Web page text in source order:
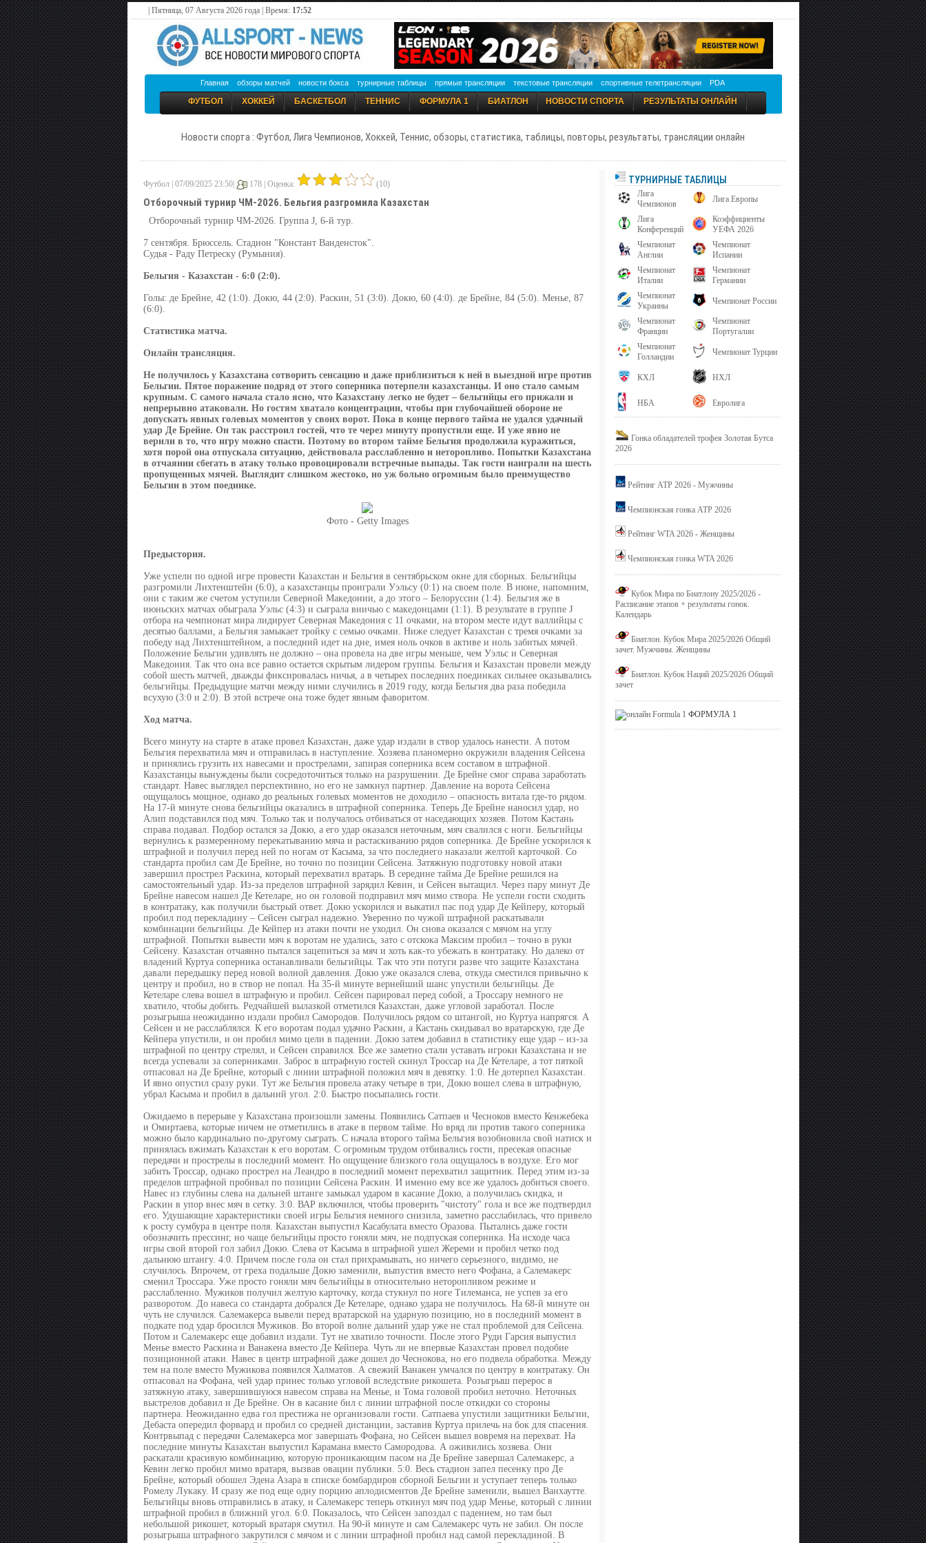
| Пятница, 07 Августа 2026 года | Время: 17:52
Главная обзоры матчей новости бокса турнирные таблицы прямые трансляции текстовые трансляции спортивные телетрансляции PDA
ФУТБОЛ ХОККЕЙ БАСКЕТБОЛ ТЕННИС ФОРМУЛА 1 БИАТЛОН НОВОСТИ СПОРТА РЕЗУЛЬТАТЫ ОНЛАЙН
Новости спорта : Футбол, Лига Чемпионов, Хоккей, Теннис, обзоры, статистика, таблицы, повторы, результаты, трансляции онлайн
Футбол | 07/09/2025 23:50| 178 | Оценка: (10)
Отборочный турнир ЧМ-2026. Бельгия разгромила Казахстан
Отборочный турнир ЧМ-2026. Группа J, 6-й тур.
7 сентября. Брюссель. Стадион "Констант Ванденсток".
Судья - Раду Петреску (Румыния).
Бельгия - Казахстан - 6:0 (2:0).
Голы: де Брейне, 42 (1:0). Докю, 44 (2:0). Раскин, 51 (3:0). Докю, 60 (4:0). де Брейне, 84 (5:0). Менье, 87
(6:0).
Статистика матча.
Онлайн трансляция.
Не получилось у Казахстана сотворить сенсацию и даже приблизиться к ней в выездной игре против
Бельгии. Пятое поражение подряд от этого соперника потерпели казахстанцы. И оно стало самым
крупным. С самого начала стало ясно, что Казахстану легко не будет – бельгийцы его прижали и
непрерывно атаковали. Но гостям хватало концентрации, чтобы при глубочайшей обороне не
допускать явных голевых моментов у своих ворот. Пока в конце первого тайма не удался удачный
удар Де Брейне. Он так расстроил гостей, что те через минуту пропустили еще. И уже явно не
верили в то, что игру можно спасти. Поэтому во втором тайме Бельгия продолжила куражиться,
хотя порой она отпускала ситуацию, действовала расслабленно и неторопливо. Попытки Казахстана
в отчаянии сбегать в атаку только провоцировали встречные выпады. Так гости наиграли на шесть
пропущенных мячей. Выглядит слишком жестоко, но уж больно огромным было преимущество
Бельгии в этом поединке.
Фото - Getty Images
Предыстория.
Уже успели по одной игре провести Казахстан и Бельгия в сентябрьском окне для сборных. Бельгийцы
разгромили Лихтенштейн (6:0), а казахстанцы проиграли Уэльсу (0:1) на своем поле. В июне, напомним,
они с таким же счетом уступили Северной Македонии, а до этого – Белоруссии (1:4). Бельгия же в
июньских матчах обыграла Уэльс (4:3) и сыграла вничью с македонцами (1:1). В результате в группе J
отбора на чемпионат мира лидирует Северная Македония с 11 очками, на втором месте идут валлийцы с
десятью баллами, а Бельгия замыкает тройку с семью очками. Ниже следует Казахстан с тремя очками за
победу над Лихтенштейном, а последний идет на дне, имея ноль очков в активе и ноль забитых мячей.
Положение Бельгии удивлять не должно – она провела на две игры меньше, чем Уэльс и Северная
Македония. Так что она все равно остается скрытым лидером группы. Бельгия и Казахстан провели между
собой шесть матчей, дважды фиксировалась ничья, а в четырех последних поединках сильнее оказывались
бельгийцы. Предыдущие матчи между ними случились в 2019 году, когда Бельгия два раза победила
всухую (3:0 и 2:0). В этой встрече она тоже будет явным фаворитом.
Ход матча.
Всего минуту на старте в атаке провел Казахстан, даже удар издали в створ удалось нанести. А потом
Бельгия перехватила мяч и отправилась в наступление. Хозяева планомерно окружили владения Сейсена
и принялись грузить их навесами и прострелами, запирая соперника всем составом в штрафной.
Казахстанцы вынуждены были сосредоточиться только на разрушении. Де Брейне смог справа заработать
стандарт. Навес выглядел перспективно, но его не замкнул партнер. Давление на ворота Сейсена
ощущалось мощное, однако до реальных голевых моментов не доходило – опасность витала где-то рядом.
На 17-й минуте снова бельгийцы оказались в штрафной соперника. Теперь Де Брейне наносил удар, но
Алип подставился под мяч. Только так и получалось отбиваться от наседающих хозяев. Потом Кастань
справа подавал. Подбор остался за Докю, а его удар оказался неточным, мяч свалился с ноги. Бельгийцы
вернулись к размеренному перекатыванию мяча и растаскиванию рядов соперника. Де Брейне ускорился к
штрафной и получил перед ней по ногам от Касыма, за что последнего наказали желтой карточкой. Со
стандарта пробил сам Де Брейне, но точно по позиции Сейсена. Затяжную подготовку новой атаки
завершил прострел Раскина, который перехватил вратарь. В середине тайма Де Брейне решился на
самостоятельный удар. Из-за пределов штрафной зарядил Кевин, и Сейсен вытащил. Через пару минут Де
Брейне навесом нашел Де Кетеларе, но он головой подправил мяч мимо створа. Не успели гости сходить
в контратаку, как получили быстрый ответ. Докю ускорился и выкатил пас под удар Де Кейперу, который
пробил под перекладину – Сейсен сыграл надежно. Уверенно по чужой штрафной раскатывали
комбинации бельгийцы. Де Кейпер из атаки почти не уходил. Он снова оказался с мячом на углу
штрафной. Попытки вывести мяч к воротам не удались, зато с отскока Максим пробил – точно в руки
Сейсену. Казахстан отчаянно пытался зацепиться за мяч и хоть как-то убежать в контратаку. Но далеко от
владений Куртуа соперника останавливали бельгийцы. Так что эти потуги разве что защите Казахстана
давали передышку перед новой волной давления. Докю уже оказался слева, откуда сместился привычно к
центру и пробил, но в створ не попал. На 35-й минуте вернейший шанс упустили бельгийцы. Де
Кетеларе слева вошел в штрафную и пробил. Сейсен парировал перед собой, а Троссару немного не
хватило, чтобы добить. Редчайшей вылазкой отметился Казахстан, даже угловой заработал. После
розыгрыша неожиданно издали пробил Самородов. Получилось рядом со штангой, но Куртуа напрягся. А
Сейсен и не расслаблялся. К его воротам подал удачно Раскин, а Кастань скидывал во вратарскую, где Де
Кейпера упустили, и он пробил мимо цели в падении. Докю затем добавил в статистику еще удар – из-за
штрафной по центру стрелял, и Сейсен справился. Все же заметно стали уставать игроки Казахстана и не
всегда успевали за соперниками. Заброс в штрафную гостей скинул Троссар на Де Кетеларе, а тот пяткой
отпасовал на Де Брейне, который с линии штрафной положил мяч в девятку. 1:0. Не дотерпел Казахстан.
И явно опустил сразу руки. Тут же Бельгия провела атаку четыре в три, Докю вошел слева в штрафную,
убрал Касыма и пробил в дальний угол. 2:0. Быстро посыпались гости.
Ожидаемо в перерыве у Казахстана произошли замены. Появились Сатпаев и Чесноков вместо Кенжебека
и Омиртаева, которые ничем не отметились в атаке в первом тайме. Но вряд ли против такого соперника
можно было кардинально по-другому сыграть. С начала второго тайма Бельгия возобновила свой натиск и
принялась вжимать Казахстан к его воротам. С огромным трудом отбивались гости, пресекая опасные
передачи и прострелы в последний момент. Но ощущение близкого гола ощущалось в воздухе. Его мог
забить Троссар, однако прострел на Леандро в последний момент перехватил защитник. Перед этим из-за
пределов штрафной пробивал по позиции Сейсена Раскин. И именно ему все же удалось добиться своего.
Навес из глубины слева на дальней штанге замыкал ударом в касание Докю, а получилась скидка, и
Раскин в упор внес мяч в сетку. 3:0. ВАР включился, чтобы проверить "чистоту" гола и все же подтвердил
его. Удушающие характеристики своей игры Бельгия немного снизила, заметно расслабилась, что привело
к росту сумбура в центре поля. Казахстан выпустил Касабулата вместо Оразова. Пытались даже гости
обозначить прессинг, но чаще бельгийцы просто гоняли мяч, не подпуская соперника. На исходе часа
игры свой второй гол забил Докю. Слева от Касыма в штрафной ушел Жереми и пробил четко под
дальнюю штангу. 4:0. Причем после гола он стал прихрамывать, но ничего серьезного, видимо, не
случилось. Впрочем, от греха подальше Докю заменили, выпустив вместо него Фофана, а Салемакерс
сменил Троссара. Уже просто гоняли мяч бельгийцы в относительно неторопливом режиме и
расслабленно. Мужиков получил желтую карточку, когда стукнул по ноге Тилеманса, не успев за его
разворотом. До навеса со стандарта добрался Де Кетеларе, однако удара не получилось. На 68-й минуте он
чуть не случился. Салемакерса вывели перед вратарской на ударную позицию, но в последний момент в
подкате под удар бросился Мужиков. Во второй волне дальний удар уже не стал проблемой для Сейсена.
Потом и Салемакерс еще добавил издали. Тут не хватило точности. После этого Руди Гарсия выпустил
Менье вместо Раскина и Ванакена вместо Де Кейпера. Чуть ли не впервые Казахстан провел подобие
позиционной атаки. Навес в центр штрафной даже дошел до Чеснокова, но его подвела обработка. Между
тем на поле вместо Мужикова появился Халматов. А свежий Ванакен умчался по центру в контратаку. Он
отпасовал на Фофана, чей удар принес только угловой вследствие рикошета. Розыгрыш перерос в
затяжную атаку, завершившуюся навесом справа на Менье, и Тома головой пробил неточно. Неточных
выстрелов добавил и Де Брейне. Он в касание бил с линии штрафной после откидки со стороны
партнера. Неожиданно едва гол престижа не организовали гости. Сатпаева упустили защитники Бельгии,
Дебаста опередил форвард и пробил со средней дистанции, заставив Куртуа прилечь на бок для спасения.
Контрвыпад с передачи Салемакерса мог завершать Фофана, но Сейсен вышел вовремя на перехват. На
последние минуты Казахстан выпустил Карамана вместо Самородова. А оживились хозяева. Они
раскатали красивую комбинацию, которую проникающим пасом на Де Брейне завершал Салемакерс, а
Кевин легко пробил мимо вратаря, вызвав овации публики. 5:0. Весь стадион запел песенку про Де
Брейне, который обошел Эдена Азара в списке бомбардиров сборной Бельгии и уступает теперь только
Ромелу Лукаку. И сразу же под еще одну порцию аплодисментов Де Брейне заменили, вышел Ванхаутте.
Бельгийцы вновь отправились в атаку, и Салемакерс теперь откинул мяч под удар Менье, который с линии
штрафной пробил в ближний угол. 6:0. Показалось, что Сейсен запоздал с падением, но там был
небольшой рикошет, который вратаря смутил. На 90-й минуте и сам Салемакерс чуть не забил. Он после
розыгрыша штрафного закрутился с мячом и с линии штрафной пробил над самой перекладиной. В
ТУРНИРНЫЕ ТАБЛИЦЫ
Лига
Чемпионов
Лига Европы
Лига
Конференций
Коэффициенты
УЕФА 2026
Чемпионат
Англии
Чемпионат
Испании
Чемпионат
Италии
Чемпионат
Германии
Чемпионат
Украины
Чемпионат России
Чемпионат
Франции
Чемпионат
Португалии
Чемпионат
Голландии
Чемпионат Турции
КХЛ НХЛ
НБА Евролига
Гонка обладателей трофея Золотая Бутса
2026
Рейтинг ATP 2026 - Мужчины
Чемпионская гонка ATP 2026
Рейтинг WTA 2026 - Женщины
Чемпионская гонка WTA 2026
Кубок Мира по Биатлону 2025/2026 -
Расписание этапов + результаты гонок.
Календарь
Биатлон. Кубок Мира 2025/2026 Общий
зачет. Мужчины. Женщины
Биатлон. Кубок Наций 2025/2026 Общий
зачет
ФОРМУЛА 1